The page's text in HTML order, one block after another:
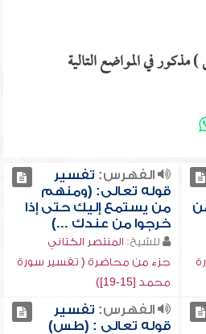
في المواضع التالية
الفهرس: تفسير
قوله تعالى: (ومنهم
من يستمع إليك حتى إذا
خرجوا من عندك ...)
للشيخ: المنتصر الكتاني
جزء من محاضرة ( تفسير سورة
محمد [15-19])
الفهرس: تفسير
قوله تعالى : (طس)